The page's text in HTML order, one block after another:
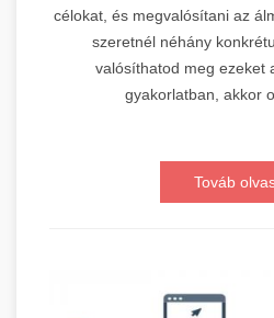
célokat, és megvalósítani az
szeretnél néhány
valósíthatod meg ezeket
gyakorlatban, akkor
Továb